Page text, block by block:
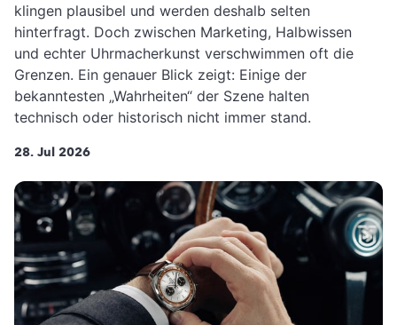
klingen plausibel und werden deshalb selten
hinterfragt. Doch zwischen Marketing, Halbwissen
und echter Uhrmacherkunst verschwimmen oft die
Grenzen. Ein genauer Blick zeigt: Einige der
bekanntesten „Wahrheiten“ der Szene halten
technisch oder historisch nicht immer stand.
28. Jul 2026